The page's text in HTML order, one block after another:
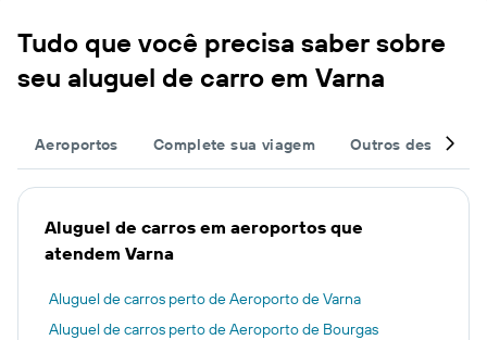
Tudo que você precisa saber sobre
seu aluguel de carro em Varna
Aeroportos Complete sua viagem Outros destinos
Aluguel de carros em aeroportos que
atendem Varna
Aluguel de carros perto de Aeroporto de Varna
Aluguel de carros perto de Aeroporto de Bourgas